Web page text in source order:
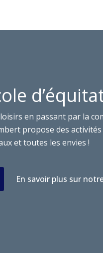
en passant par la
propose des
et toutes les envies !
En savoir plus sur